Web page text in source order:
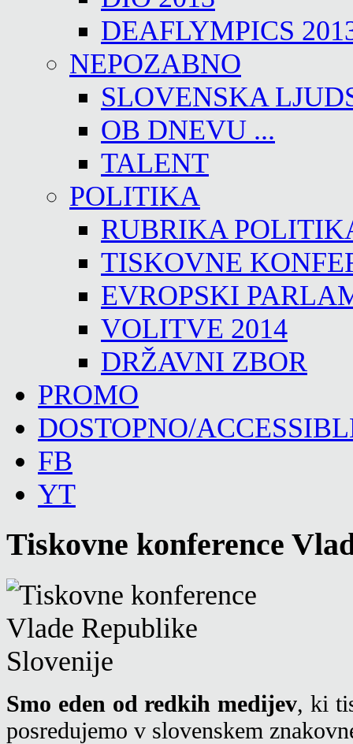
DEAFLYMPICS
NEPOZABNO
SLOVENSKA
OB DNEVU ...
TALENT
POLITIKA
RUBRIKA
TISKOVNE
EVROPSKI
VOLITVE 2014
DRŽAVNI ZBOR
PROMO
DOSTOPNO/
FB
YT
Tiskovne konference
Smo eden od redkih medijev, ki
posredujemo v slovenskem